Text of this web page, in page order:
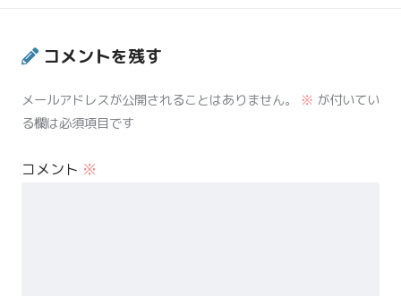
コメントを残す
メールアドレスが公開されることはありません。 ※ が付いてい
る欄は必須項目です
コメント ※